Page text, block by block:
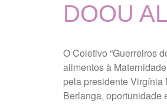
DOOU
O Coletivo “Guerreiros
alimentos à
pela presidente
Berlanga, oportunidade